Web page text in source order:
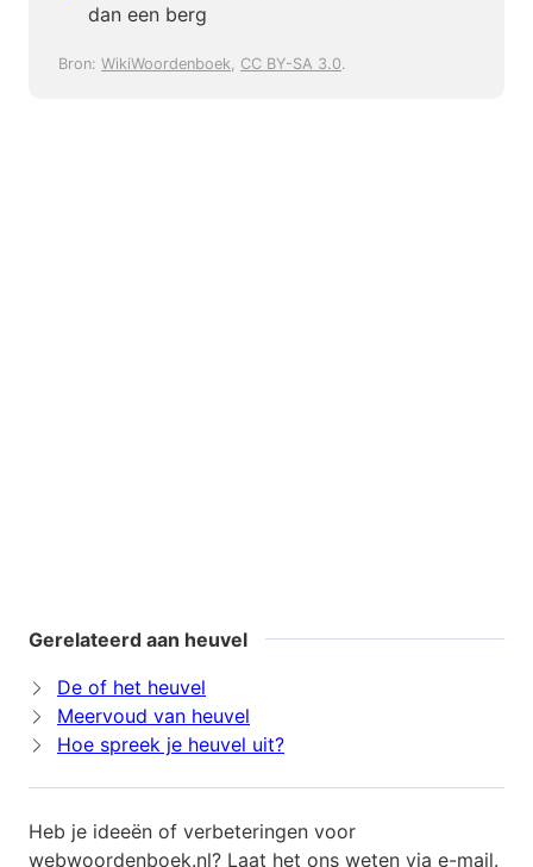
dan een berg
Bron: WikiWoordenboek, CC BY-SA 3.0.
Gerelateerd aan heuvel
De of het heuvel
Meervoud van heuvel
Hoe spreek je heuvel uit?
Heb je ideeën of verbeteringen voor
webwoordenboek.nl? Laat het ons weten via e-mail.